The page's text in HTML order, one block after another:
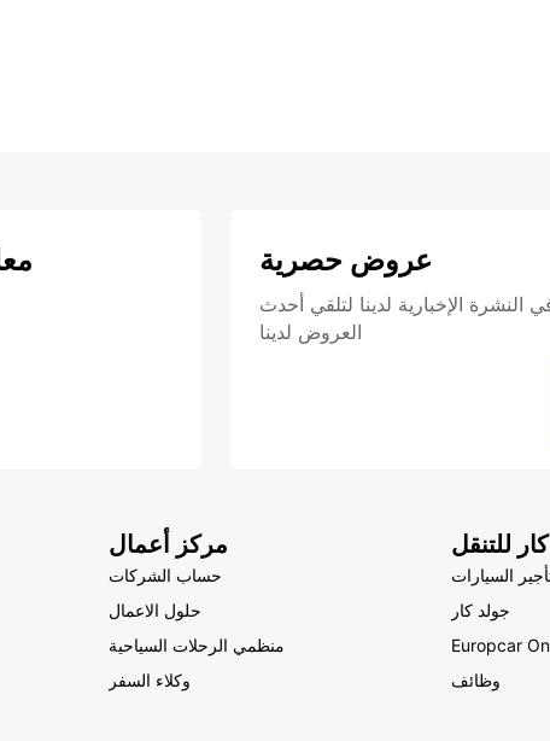
عروض حصرية
النشرة الإخبارية لدينا لتلقي أحدث
العروض لدينا
مركز أعمال
حساب الشركات
حلول الاعمال
منظمي الرحلات السياحية
وكلاء السفر
للتنقل
السيارات
جولد كار
Europcar
وظائف